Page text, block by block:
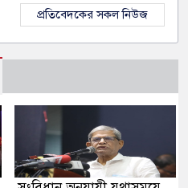
প্রতিবেদকের সকল নিউজ